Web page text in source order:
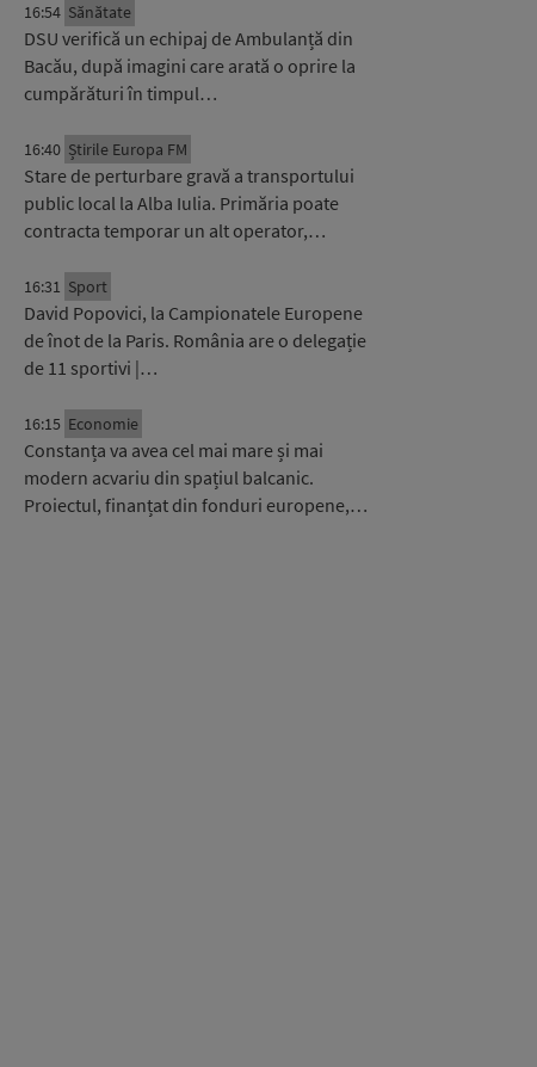
16:54 Sănătate
DSU verifică un echipaj de Ambulanță din
Bacău, după imagini care arată o oprire la
cumpărături în timpul…
16:40 Știrile Europa FM
Stare de perturbare gravă a transportului
public local la Alba Iulia. Primăria poate
contracta temporar un alt operator,…
16:31 Sport
David Popovici, la Campionatele Europene
de înot de la Paris. România are o delegație
de 11 sportivi |…
16:15 Economie
Constanța va avea cel mai mare și mai
modern acvariu din spațiul balcanic.
Proiectul, finanțat din fonduri europene,…